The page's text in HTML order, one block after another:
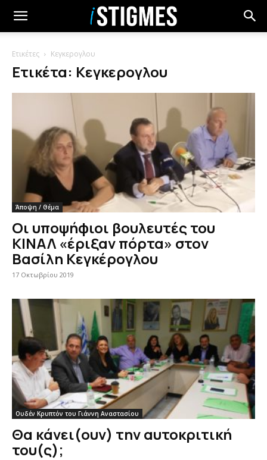
Ετικέτες Κεγκερογλου
Ετικέτα: Κεγκερογλου
Άποψη / Θέμα
Οι υποψήφιοι βουλευτές του
ΚΙΝΑΛ «έριξαν πόρτα» στον
Βασίλη Κεγκέρογλου
17 Οκτωβρίου 2019
Ουδέν Κρυπτόν του Γιάννη Αναστασίου
Θα κάνει(ουν) την αυτοκριτική
του(ς);